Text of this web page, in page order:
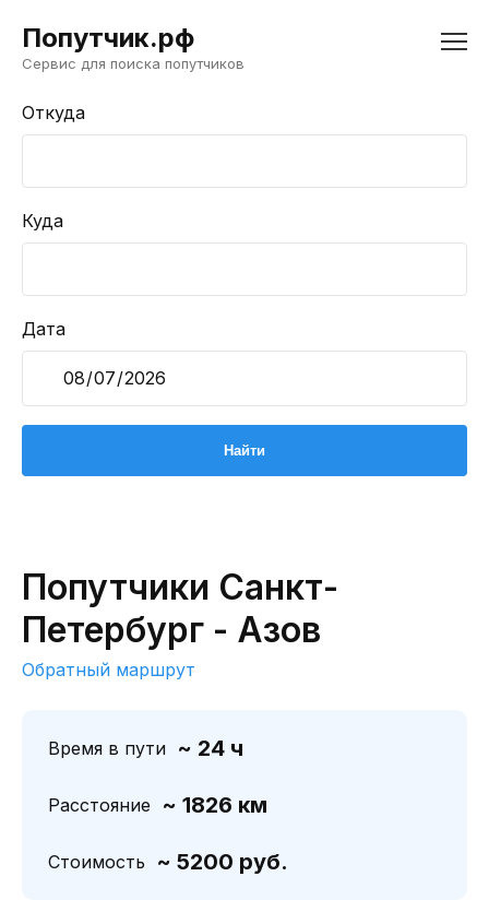
Попутчик.рф
Сервис для поиска попутчиков
Откуда
Куда
Дата
Попутчики Санкт-
Петербург - Азов
Обратный маршрут
Время в пути ~ 24 ч
Расстояние ~ 1826 км
Стоимость ~ 5200 руб.